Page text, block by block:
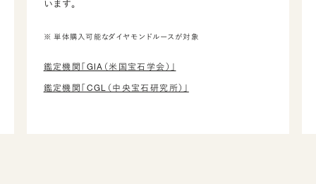
います。
※ 単体購入可能なダイヤモンドルースが対象
鑑定機関「GIA（米国宝石学会）」
鑑定機関「CGL（中央宝石研究所）」